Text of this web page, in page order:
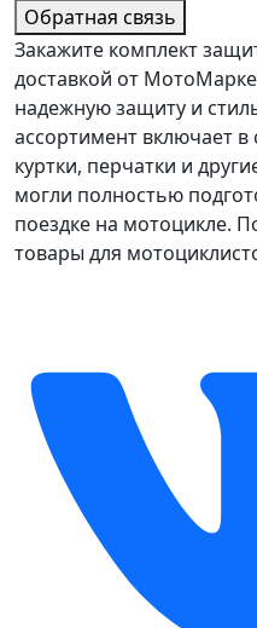
Обратная связь
Закажите комплект
доставкой от
надежную защиту и
ассортимент включает
куртки, перчатки и
могли полностью
поездке на мотоцикле.
товары для